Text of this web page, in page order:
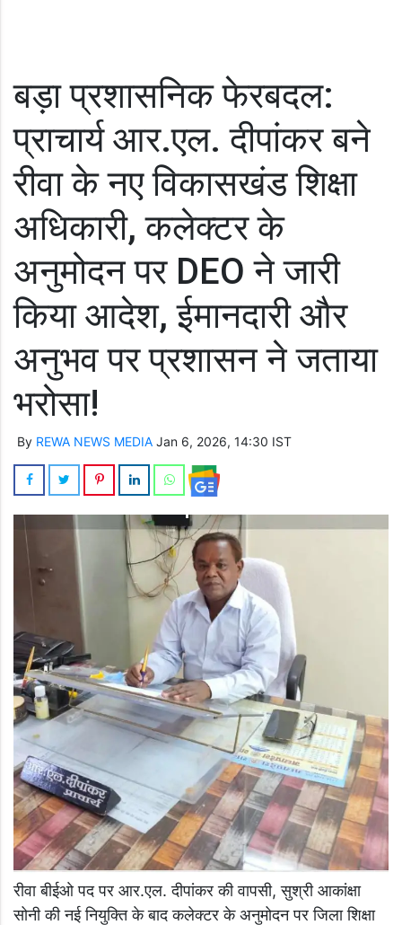
बड़ा प्रशासनिक फेरबदल:
प्राचार्य आर.एल. दीपांकर बने
रीवा के नए विकासखंड शिक्षा
अधिकारी, कलेक्टर के
अनुमोदन पर DEO ने जारी
किया आदेश, ईमानदारी और
अनुभव पर प्रशासन ने जताया
भरोसा!
By REWA NEWS MEDIA Jan 6, 2026, 14:30 IST
रीवा बीईओ पद पर आर.एल. दीपांकर की वापसी, सुश्री आकांक्षा
सोनी की नई नियुक्ति के बाद कलेक्टर के अनुमोदन पर जिला शिक्षा